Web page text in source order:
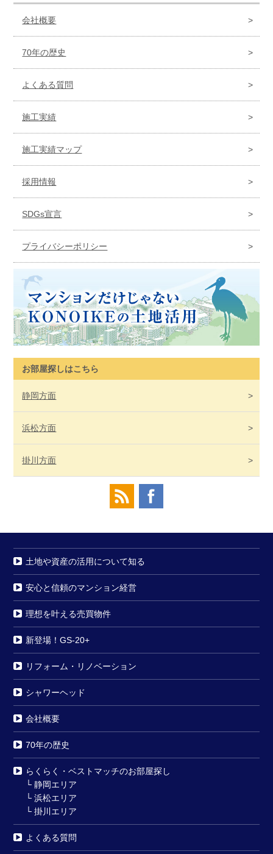
会社概要
70年の歴史
よくある質問
施工実績
施工実績マップ
採用情報
SDGs宣言
プライバシーポリシー
お部屋探しはこちら
静岡方面
浜松方面
掛川方面
土地や資産の活用について知る
安心と信頼のマンション経営
理想を叶える売買物件
新登場！GS-20+
リフォーム・リノベーション
シャワーヘッド
会社概要
70年の歴史
らくらく・ベストマッチのお部屋探し
└静岡エリア
└浜松エリア
└掛川エリア
よくある質問